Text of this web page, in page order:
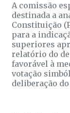
A comissão
destinada a
Constituição
para a
superiores
relatório do
favorável à
votação
deliberação